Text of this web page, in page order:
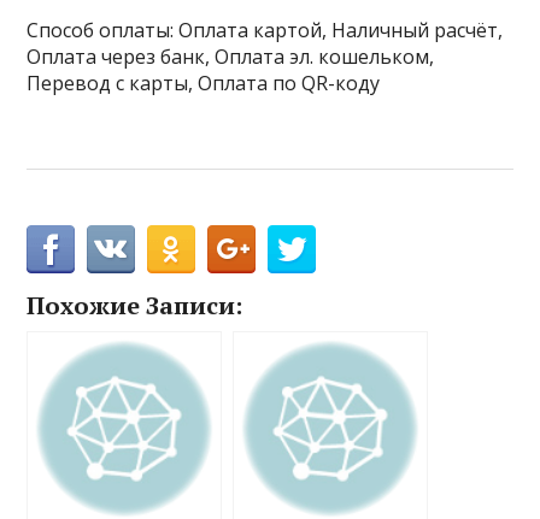
Способ оплаты: Оплата картой, Наличный расчёт,
Оплата через банк, Оплата эл. кошельком,
Перевод с карты, Оплата по QR-коду
Похожие Записи: